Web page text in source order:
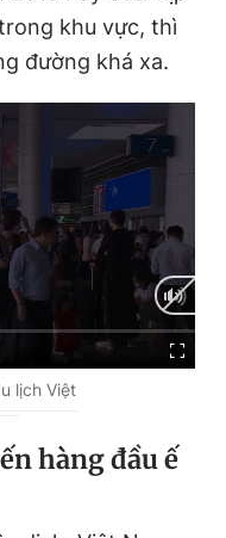
khu vực, thì
đường khá xa.
lịch Việt
hàng đầu ế